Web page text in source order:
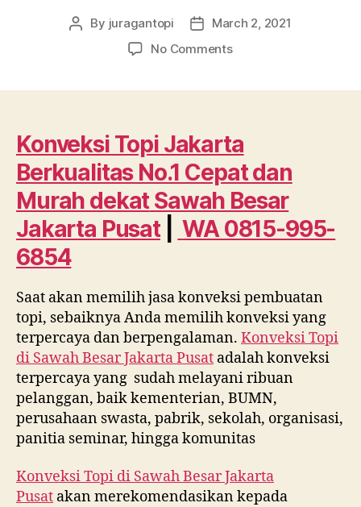
Post
By juragantopi
PostMarch 2, 2021
No Commentson
No.1
Cepat
dan
Murah
dekat
Sawah
Besar
WA
0815
995
6854
Konveksi Topi Jakarta
Berkualitas No.1 Cepat dan
Murah dekat Sawah Besar
Jakarta Pusat|
WA 0815-995-
6854
Saat akan memilih jasa konveksi pembuatan
topi, sebaiknya Anda memilih konveksi yang
terpercaya dan berpengalaman. Konveksi Topi
di Sawah Besar Jakarta Pusat adalah konveksi
terpercaya yang sudah melayani ribuan
pelanggan, baik kementerian, BUMN,
perusahaan swasta, pabrik, sekolah, organisasi,
panitia seminar, hingga komunitas
Konveksi Topi di Sawah Besar Jakarta
Pusat akan merekomendasikan kepada